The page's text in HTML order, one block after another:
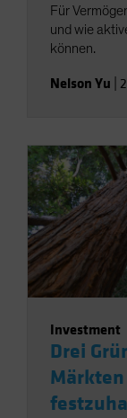
Für
und wie
können.
Nelson Yu
Investment
Drei